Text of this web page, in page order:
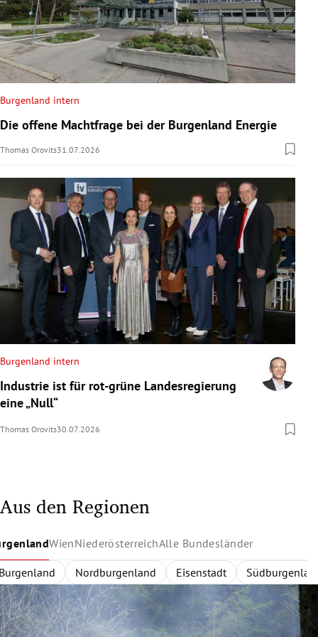
Burgenland intern
Die offene Machtfrage bei der Burgenland Energie
Thomas Orovits31.07.2026
Burgenland intern
Industrie ist für rot-grüne Landesregierung
eine „Null“
Thomas Orovits30.07.2026
Aus den Regionen
WienNiederösterreichAlle Bundesländer
Nordburgenland Eisenstadt
Innerhalb des Gürtels Außerhalb des Gürtels
Rund um Wien Zentralregion
Bundesländer Wien Niederösterreich Burgenland